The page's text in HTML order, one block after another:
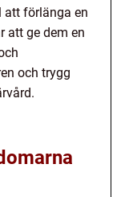
att förlänga en
att ge dem en
och trygg